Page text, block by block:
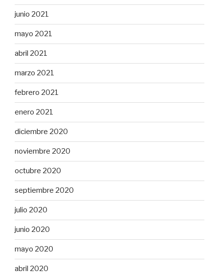
junio 2021
mayo 2021
abril 2021
marzo 2021
febrero 2021
enero 2021
diciembre 2020
noviembre 2020
octubre 2020
septiembre 2020
julio 2020
junio 2020
mayo 2020
abril 2020